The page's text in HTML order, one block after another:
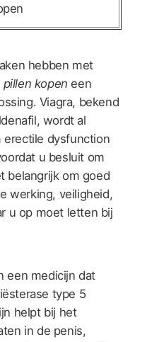
hebben met
pillen kopen een
Viagra, bekend
wordt al
erectile dysfunction
u besluit om
belangrijk om goed
werking, veiligheid,
u op moet letten bij
een medicijn dat
type 5
helpt bij het
in de penis,